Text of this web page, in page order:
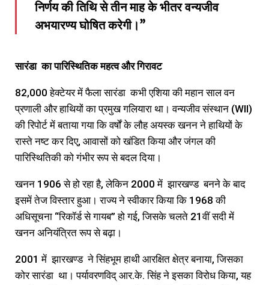
निर्णय की तिथि से तीन माह के भीतर वन्यजीव
अभयारण्य घोषित करेगी।”
सारंडा का पारिस्थितिक महत्व और गिरावट
82,000 हेक्टेयर में फैला सारंडा कभी एशिया की महान साल वन
प्रणाली और हाथियों का प्रमुख गलियारा था। वन्यजीव संस्थान (WII)
की रिपोर्ट में बताया गया कि वर्षों के लौह अयस्क खनन ने हाथियों के
रास्ते नष्ट कर दिए, आवासों को खंडित किया और जंगल की
पारिस्थितिकी को गंभीर रूप से बदल दिया।
खनन 1906 से हो रहा है, लेकिन 2000 में झारखण्ड बनने के बाद
इसमें तेज विस्तार हुआ। राज्य ने स्वीकार किया कि 1968 की
अधिसूचना “रिकॉर्ड से गायब” हो गई, जिसके चलते 21वीं सदी में
खनन अनियंत्रित रूप से बढ़ा।
2001 में झारखण्ड ने सिंहभूम हाथी आरक्षित क्षेत्र बनाया, जिसका
कोर सारंडा था। पर्यावरणविद् आर.के. सिंह ने इसका विरोध किया, यह